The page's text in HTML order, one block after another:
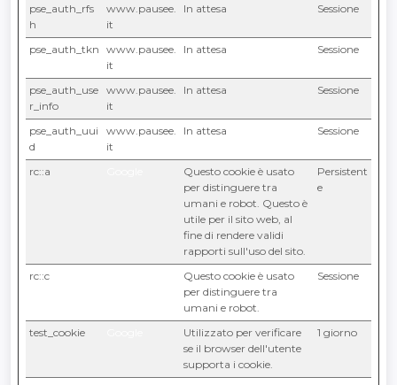
pse_auth_rfs
h
www.pausee.
it
In attesa Sessione
pse_auth_tkn www.pausee.
it
In attesa Sessione
pse_auth_use
r_info
www.pausee.
it
In attesa Sessione
pse_auth_uui
d
www.pausee.
it
In attesa Sessione
rc::a
Questo cookie è usato
per distinguere tra
umani e robot. Questo è
utile per il sito web, al
fine di rendere validi
rapporti sull'uso del sito.
Persistent
e
rc::c
Questo cookie è usato
per distinguere tra
umani e robot.
Sessione
test_cookie
Utilizzato per verificare
se il browser dell'utente
supporta i cookie.
1 giorno